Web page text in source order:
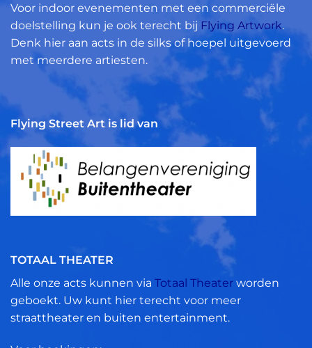
Voor indoor evenementen met een commerciële
doelstelling kun je ook terecht bij Flying Artwork.
Denk hier aan acts in de silks of hoepel uitgevoerd
met meerdere artiesten.
Flying Street Art is lid van
TOTAAL THEATER
Alle onze acts kunnen via Totaal Theater worden
geboekt. Uw kunt hier terecht voor meer
straattheater en buiten entertainment.